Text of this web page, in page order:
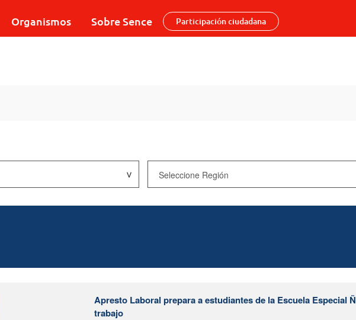
Organismos Sobre Sence Participación ciudadana
Apresto Laboral prepara a estudiantes de la Escuela Especial
trabajo